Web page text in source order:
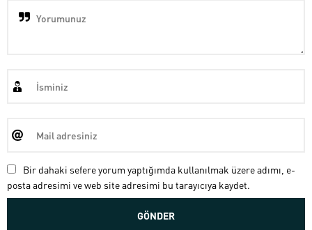
Bir dahaki sefere yorum yaptığımda kullanılmak üzere adımı, e-
posta adresimi ve web site adresimi bu tarayıcıya kaydet.